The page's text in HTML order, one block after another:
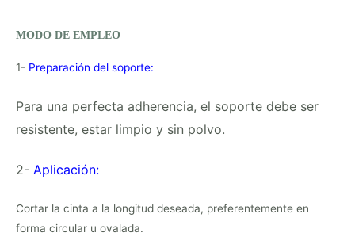
MODO DE EMPLEO
1- Preparación del soporte:
Para una perfecta adherencia, el soporte debe ser
resistente, estar limpio y sin polvo.
2- Aplicación:
Cortar la cinta a la longitud deseada, preferentemente en
forma circular u ovalada.